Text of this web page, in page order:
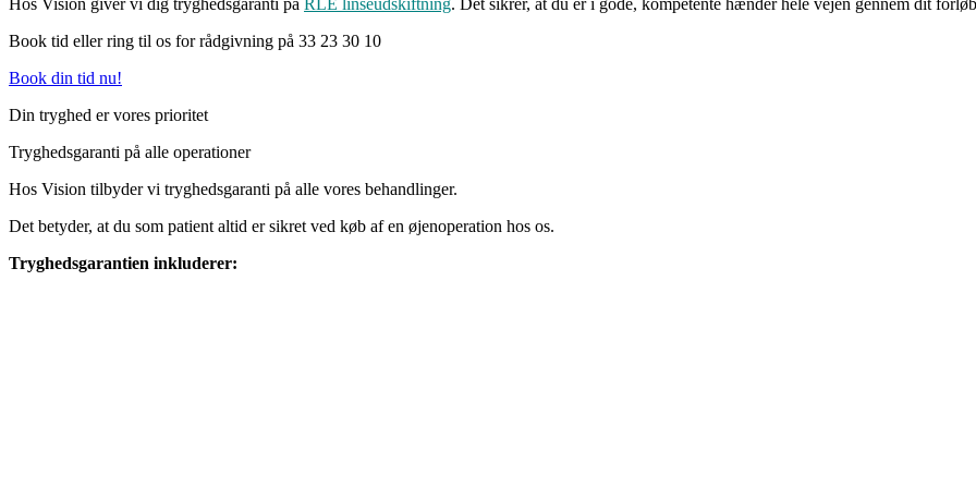
Book tid eller ring til os for rådgivning på 33 23 30 10
Book din tid nu!
Din tryghed er vores prioritet
Tryghedsgaranti på alle operationer
Hos Vision tilbyder vi tryghedsgaranti på alle vores behandlinger.
Det betyder, at du som patient altid er sikret ved køb af en øjenoperation hos os.
Tryghedsgarantien inkluderer: